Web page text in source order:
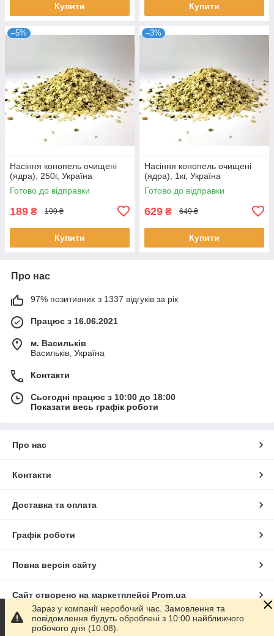
Купити Купити
–5%
Насіння конопель очищені
(ядра), 250г, Україна
Готово до відправки
189 ₴ 199 ₴
Купити
–3%
Насіння конопель очищені
(ядра), 1кг, Україна
Готово до відправки
629 ₴ 649 ₴
Купити
Про нас
97% позитивних з 1337 відгуків за рік
Працює з 16.06.2021
м. Васильків
Васильків, Україна
Контакти
Сьогодні працює з 10:00 до 18:00
Показати весь графік роботи
Про нас
Контакти
Доставка та оплата
Графік роботи
Повна версія сайту
Сайт створено на маркетплейсі Prom.ua
Політика конфіденційності
Зараз у компанії неробочий час. Замовлення та
повідомлення будуть оброблені з 10:00 найближчого
робочого дня (10.08).